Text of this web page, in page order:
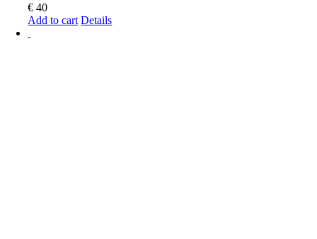
€ 40
Add to cart Details